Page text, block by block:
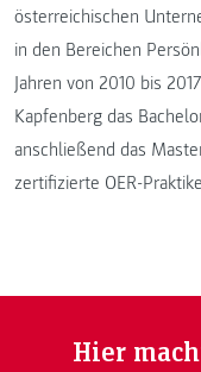
österreichischen
in den Bereichen
Jahren von 2010 bis
Kapfenberg das
anschließend das
zertifizierte OER-
Hier